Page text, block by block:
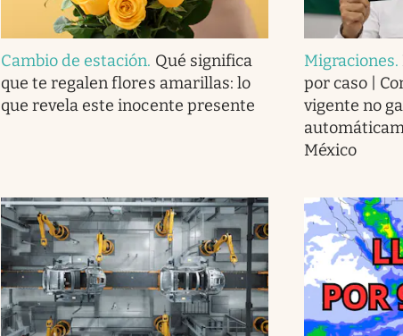
Cambio de estación. Qué significa
que te regalen flores amarillas: lo
que revela este inocente presente
Migraciones.
por caso |
vigente no
México